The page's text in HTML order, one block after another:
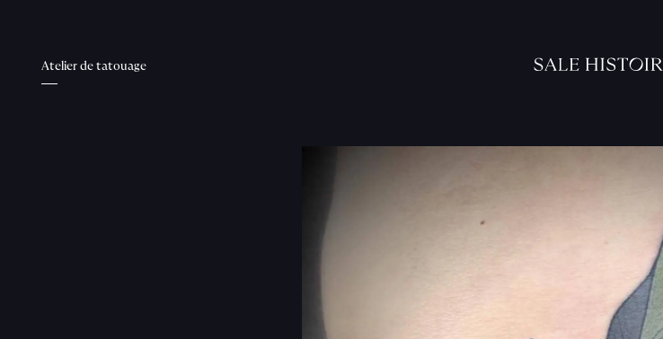
Atelier de tatouage